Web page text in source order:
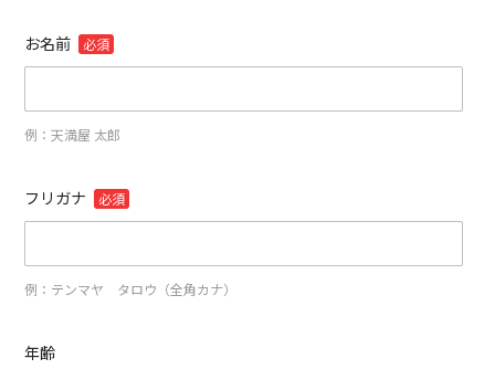
お名前 必須
例：天満屋 太郎
フリガナ 必須
例：テンマヤ タロウ（全角カナ）
年齢